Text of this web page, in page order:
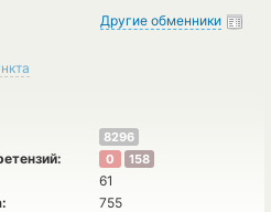
Другие обменники
8296
0 158
61
755